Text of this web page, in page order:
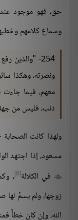
حق، فهو موجود عند
وسماع كلامهم
254- "والذين
ونصرته، وهكذا
معهم، فيما جاءت
ذنب، فليس من
ولهذا كانت
مسعود، إذا اجتهد
في الكلالة[8] ،
زوجها، ولم يسمِّ لها
الله، وإن كان خطأً